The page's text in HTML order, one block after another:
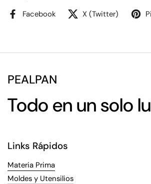
Facebook X (Twitter)
PEALPAN
Todo en un solo
Links Rápidos
Materia Prima
Moldes y Utensilios